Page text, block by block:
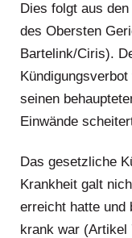
Dies folgt aus den
des Obersten
Bartelink/Ciris).
seinen
Einwände
Das gesetzliche
Krankheit galt
erreicht hatte und
krank war (Artikel